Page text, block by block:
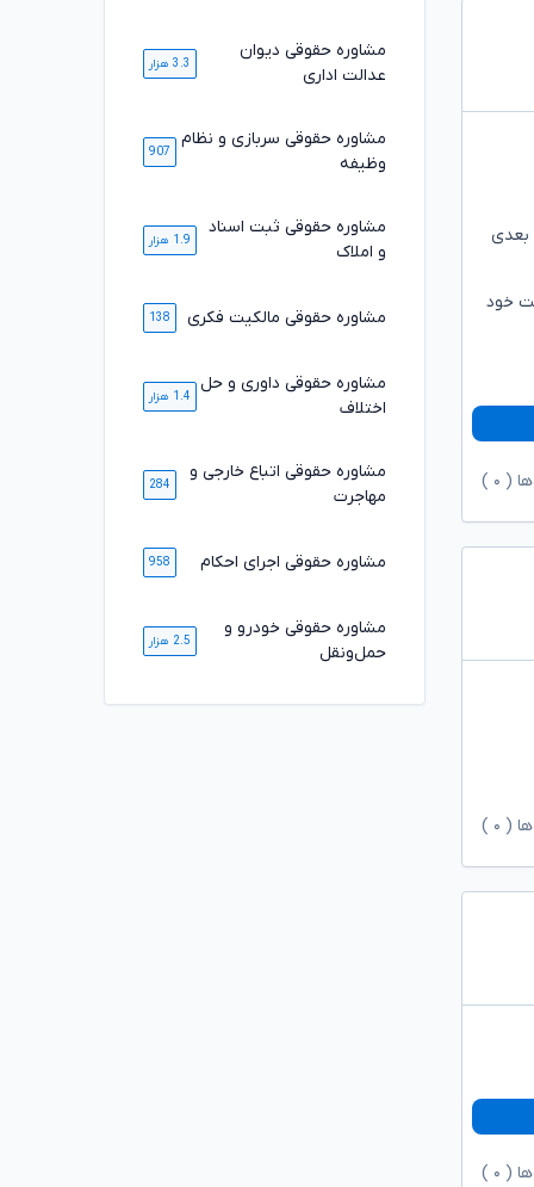
بعدی
خود
( ۰
( ۰
( ۰
مشاوره حقوقی دیوان
عدالت اداری
3.3 هزار
مشاوره حقوقی سربازی و نظام
وظیفه
907
مشاوره حقوقی ثبت اسناد
و املاک
1.9 هزار
مشاوره حقوقی مالکیت فکری 138
مشاوره حقوقی داوری و حل
اختلاف
1.4 هزار
مشاوره حقوقی اتباع خارجی و
مهاجرت
284
مشاوره حقوقی اجرای احکام 958
مشاوره حقوقی خودرو و
حمل‌ونقل
2.5 هزار